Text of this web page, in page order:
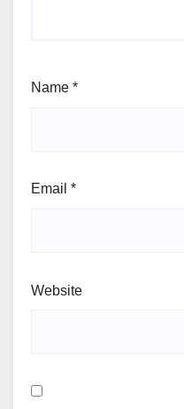
Name *
Email *
Website